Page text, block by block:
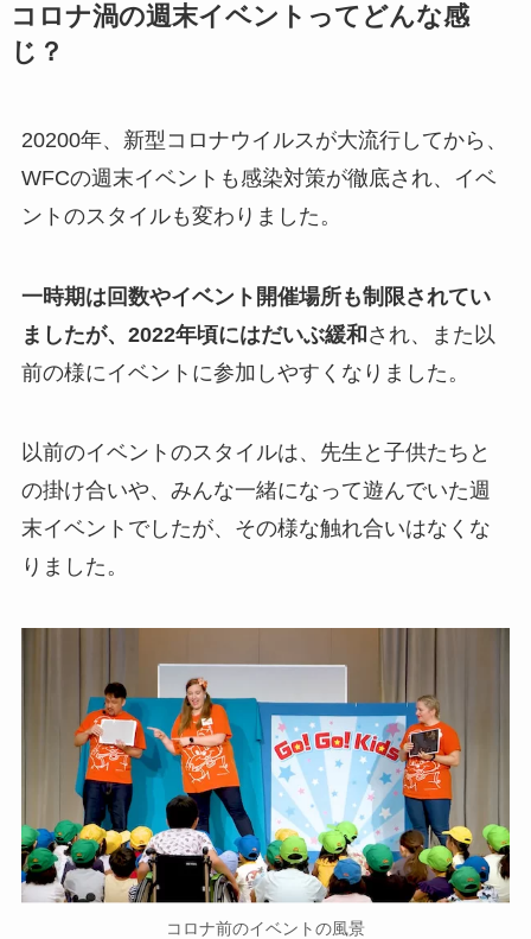
コロナ渦の週末イベントってどんな感
じ？
20200年、新型コロナウイルスが大流行してから、
WFCの週末イベントも感染対策が徹底され、イベ
ントのスタイルも変わりました。
一時期は回数やイベント開催場所も制限されてい
ましたが、2022年頃にはだいぶ緩和され、また以
前の様にイベントに参加しやすくなりました。
以前のイベントのスタイルは、先生と子供たちと
の掛け合いや、みんな一緒になって遊んでいた週
末イベントでしたが、その様な触れ合いはなくな
りました。
コロナ前のイベントの風景